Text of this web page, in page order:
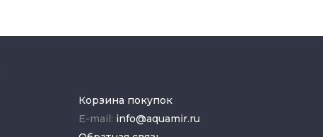
Корзина покупок
E-mail: info@aquamir.ru